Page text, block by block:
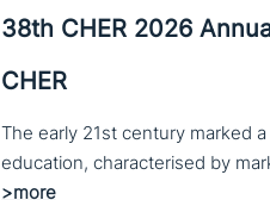
38th CHER 2026
CHER
The early 21st century marked